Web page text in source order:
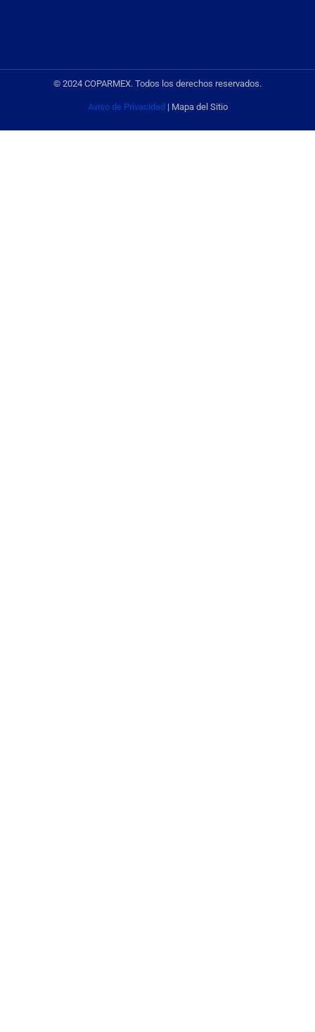
© 2024 COPARMEX. Todos los derechos reservados.
Aviso de Privacidad | Mapa del Sitio